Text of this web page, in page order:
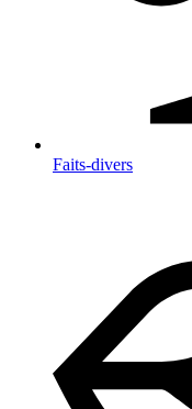
Faits-divers